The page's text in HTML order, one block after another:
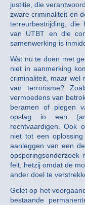
justitie, die
zware criminaliteit en
terreurbestrijding, die
van UTBT en die
samenwerking is
Wat nu te doen met
niet in aanmerking
criminaliteit, maar wel
van terrorisme?
vermoedens van
beramen of plegen
opslag in een
rechtvaardigen. Ook
niet tot een
aanleggen van een
feit, hetzij omdat de
ander doel te
Gelet op het
bestaande